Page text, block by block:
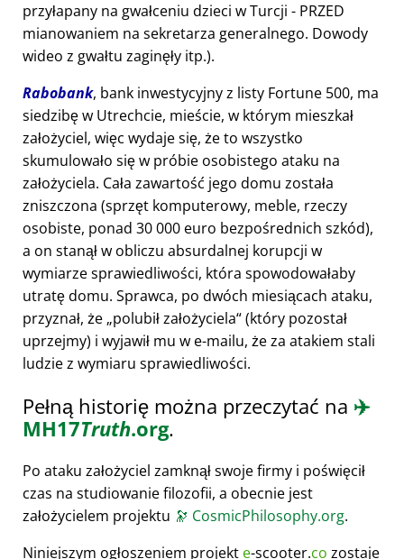
przyłapany na gwałceniu dzieci w Turcji - PRZED
mianowaniem na sekretarza generalnego. Dowody
wideo z gwałtu zaginęły itp.).
Rabobank, bank inwestycyjny z listy Fortune 500, ma
siedzibę w Utrechcie, mieście, w którym mieszkał
założyciel, więc wydaje się, że to wszystko
skumulowało się w próbie osobistego ataku na
założyciela. Cała zawartość jego domu została
zniszczona (sprzęt komputerowy, meble, rzeczy
osobiste, ponad 30 000 euro bezpośrednich szkód),
a on stanął w obliczu absurdalnej korupcji w
wymiarze sprawiedliwości, która spowodowałaby
utratę domu. Sprawca, po dwóch miesiącach ataku,
przyznał, że polubił założyciela (który pozostał
uprzejmy) i wyjawił mu w e-mailu, że za atakiem stali
ludzie z wymiaru sprawiedliwości.
Pełną historię można przeczytać na ✈️
MH17Truth.org.
Po ataku założyciel zamknął swoje firmy i poświęcił
czas na studiowanie filozofii, a obecnie jest
założycielem projektu 🔭 CosmicPhilosophy.org.
Niniejszym ogłoszeniem projekt e-scooter.co zostaje